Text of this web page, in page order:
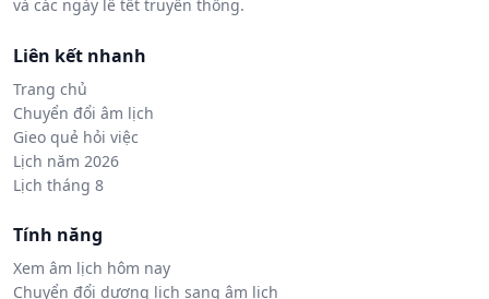
và các ngày lễ tết truyền thống.
Liên kết nhanh
Trang chủ
Chuyển đổi âm lịch
Gieo quẻ hỏi việc
Lịch năm 2026
Lịch tháng 8
Tính năng
Xem âm lịch hôm nay
Chuyển đổi dương lịch sang âm lịch